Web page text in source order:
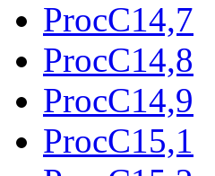
ProcC14,7
ProcC14,8
ProcC14,9
ProcC15,1